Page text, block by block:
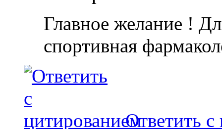
Главное желание !
спортивная
Ответить с